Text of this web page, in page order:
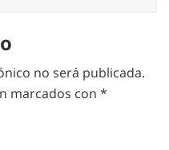
no será publicada.
marcados con *